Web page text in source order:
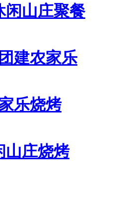
闲山庄聚餐
建农家乐
乐烧烤
山庄烧烤